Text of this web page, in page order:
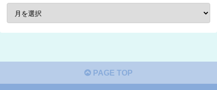
PAGE TOP